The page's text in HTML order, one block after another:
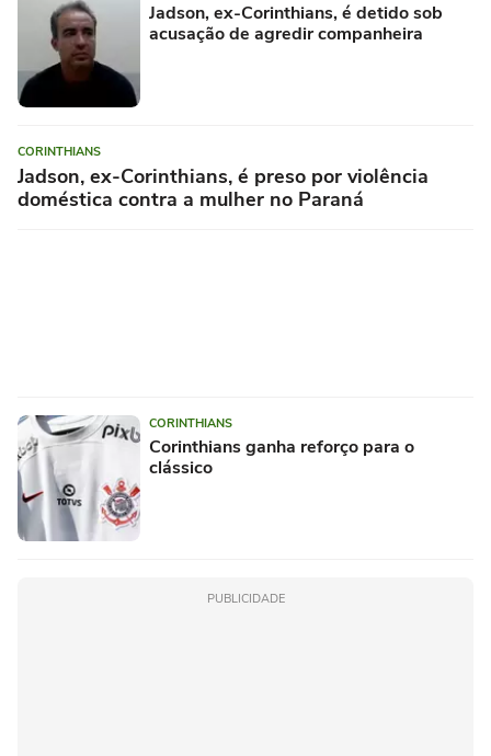
Jadson, ex-Corinthians, é detido sob
acusação de agredir companheira
CORINTHIANS
Jadson, ex-Corinthians, é preso por violência
doméstica contra a mulher no Paraná
CORINTHIANS
Corinthians ganha reforço para o
clássico
PUBLICIDADE